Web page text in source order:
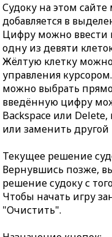
Судоку на этом
добавляется в
Цифру можно ввести
одну из девяти
Жёлтую клетку
управления
можно выбрать
введённую цифру
Backspace или
или заменить
Текущее решение
Вернувшись позже,
решение судоку с
Чтобы начать игру
"Очистить".